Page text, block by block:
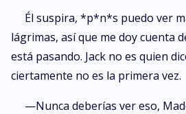
Él suspira, *p*n*s puedo ver
lágrimas, así que me doy cuenta
está pasando. Jack no es quien
ciertamente no es la primera vez.
—Nunca deberías ver eso,